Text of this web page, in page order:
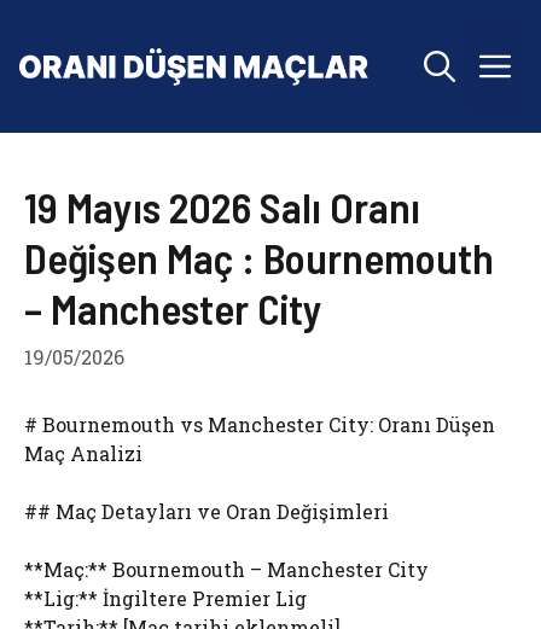
19 Mayıs 2026 Salı Oranı
Değişen Maç : Bournemouth
– Manchester City
19/05/2026
# Bournemouth vs Manchester City: Oranı Düşen
Maç Analizi
## Maç Detayları ve Oran Değişimleri
**Maç:** Bournemouth – Manchester City
**Lig:** İngiltere Premier Lig